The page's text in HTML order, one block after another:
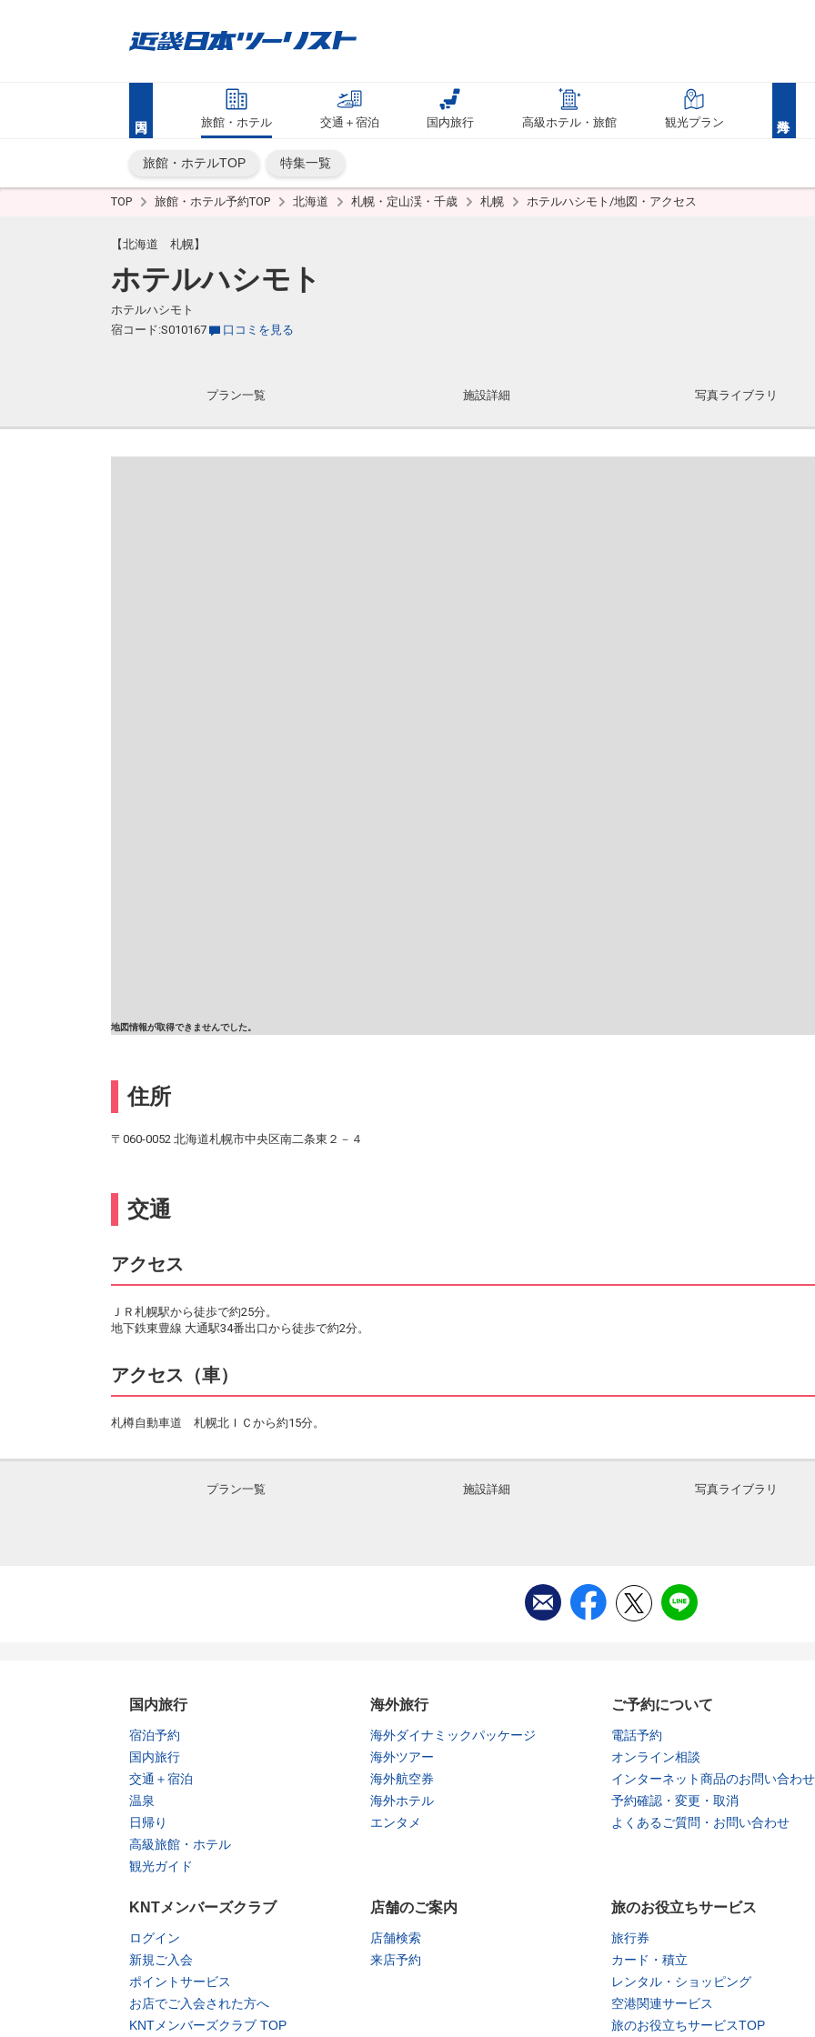
旅館・ホテル 交通＋宿泊 国内旅行 高級ホテル・旅館 観光プラン
旅館・ホテルTOP 特集一覧
TOP 旅館・ホテル予約TOP 北海道 札幌・定山渓・千歳 札幌 ホテルハシモト/地図・アクセス
【北海道 札幌】
ホテルハシモト
ホテルハシモト
宿コード:S010167
口コミを見る
プラン一覧 施設詳細 写真ライブラリ
地図情報が取得できませんでした。
住所
〒060-0052 北海道札幌市中央区南二条東２－４
交通
アクセス
ＪＲ札幌駅から徒歩で約25分。
地下鉄東豊線 大通駅34番出口から徒歩で約2分。
アクセス（車）
札樽自動車道 札幌北ＩＣから約15分。
プラン一覧 施設詳細 写真ライブラリ
国内旅行
宿泊予約
国内旅行
交通＋宿泊
温泉
日帰り
高級旅館・ホテル
観光ガイド
海外旅行
海外ダイナミックパッケージ
海外ツアー
海外航空券
海外ホテル
エンタメ
ご予約について
電話予約
オンライン相談
インターネット商品のお問い合わせ
予約確認・変更・取消
よくあるご質問・お問い合わせ
KNTメンバーズクラブ
ログイン
新規ご入会
ポイントサービス
お店でご入会された方へ
KNTメンバーズクラブ TOP
店舗のご案内
店舗検索
来店予約
旅のお役立ちサービス
旅行券
カード・積立
レンタル・ショッピング
空港関連サービス
旅のお役立ちサービスTOP